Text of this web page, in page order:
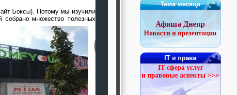
Боксы). Потому мы изучили
множество полезных
Тема месяца
Афиша Днепр
Новости и презентации
IT и права
IT сфера услуг
и правовые аспекты >>>